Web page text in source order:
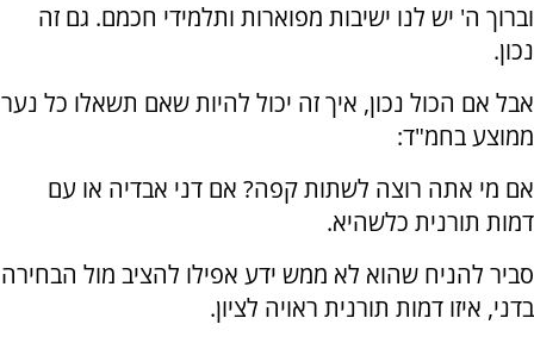
וברוך ה' יש לנו ישיבות מפוארות ותלמידי חכמם. גם זה
נכון.
אבל אם הכול נכון, איך זה יכול להיות שאם תשאלו כל נער
ממוצע בחמ"ד:
אם מי אתה רוצה לשתות קפה? אם דני אבדיה או עם
דמות תורנית כלשהיא.
סביר להניח שהוא לא ממש ידע אפילו להציב מול הבחירה
בדני, איזו דמות תורנית ראויה לציון.